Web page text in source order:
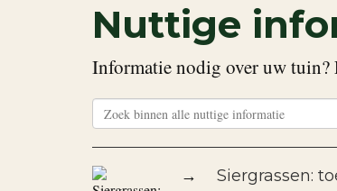
Nuttige
Informatie nodig over uw tuin?
→ Siergrassen: